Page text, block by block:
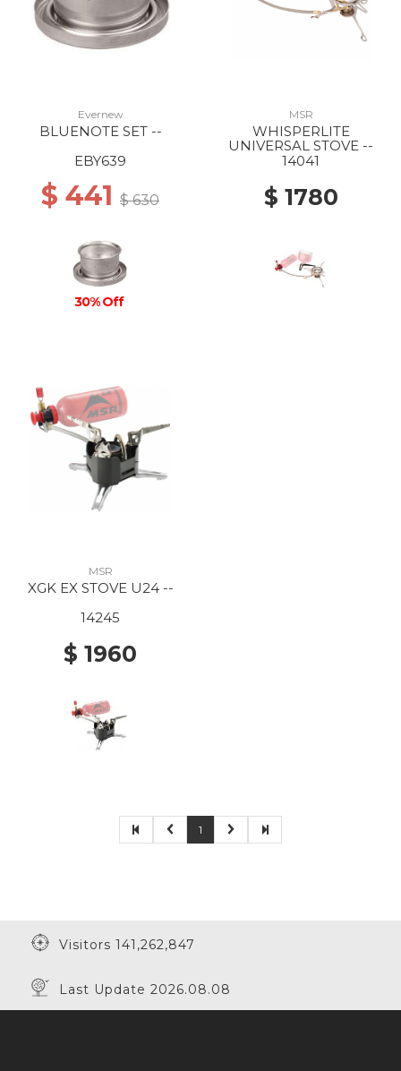
Evernew
BLUENOTE SET --
EBY639
$ 441 $ 630
30% Off
MSR
WHISPERLITE
UNIVERSAL STOVE --
14041
$ 1780
MSR
XGK EX STOVE U24 --
14245
$ 1960
1
Visitors 141,262,847
Last Update 2026.08.08